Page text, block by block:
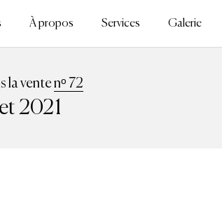
À propos Services Galerie
la ventenᵒ 72
2021